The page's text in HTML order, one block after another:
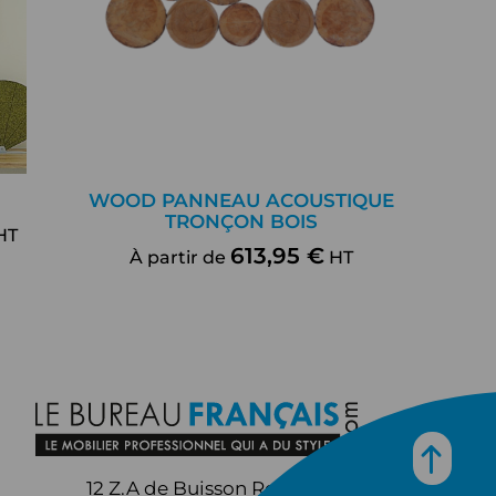
WOOD PANNEAU ACOUSTIQUE
TRONÇON BOIS
À partir de 613,95 €HT
12 Z.A de Buisson Rond,